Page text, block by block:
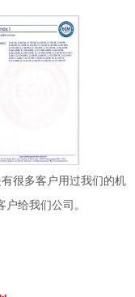
很多客户用过我们的机
给我们公司。